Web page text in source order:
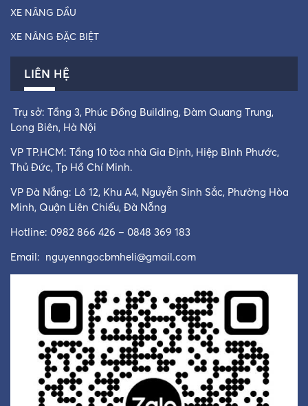
XE NÂNG DẦU
XE NÂNG ĐẶC BIỆT
LIÊN HỆ
Trụ sở: Tầng 3, Phúc Đồng Building, Đàm Quang Trung,
Long Biên, Hà Nội
VP TP.HCM: Tầng 10 tòa nhà Gia Định, Hiệp Bình Phước,
Thủ Đức, Tp Hồ Chí Minh.
VP Đà Nẵng: Lô 12, Khu A4, Nguyễn Sinh Sắc, Phường Hòa
Minh, Quận Liên Chiểu, Đà Nẵng
Hotline: 0982 866 426 – 0848 369 183
Email: nguyenngocbmheli@gmail.com